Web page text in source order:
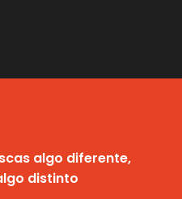
algo diferente,
distinto